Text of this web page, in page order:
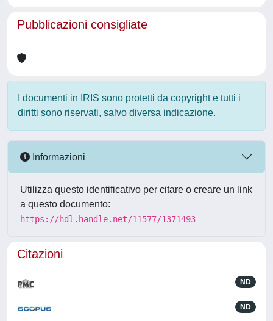
Pubblicazioni consigliate
I documenti in IRIS sono protetti da copyright e tutti i
diritti sono riservati, salvo diversa indicazione.
Informazioni
Utilizza questo identificativo per citare o creare un link
a questo documento:
https://hdl.handle.net/11577/1371493
Citazioni
ND
ND